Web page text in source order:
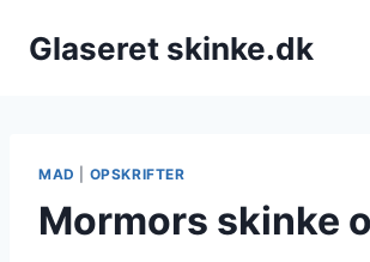
Glaseret skinke.dk
MAD OPSKRIFTER
Mormors skinke